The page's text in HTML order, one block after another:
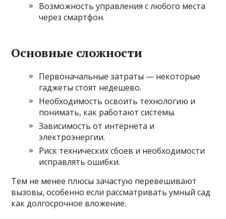
Возможность управления с любого места
через смартфон.
Основные сложности
Первоначальные затраты — некоторые
гаджеты стоят недешево.
Необходимость освоить технологию и
понимать, как работают системы.
Зависимость от интернета и
электроэнергии.
Риск технических сбоев и необходимости
исправлять ошибки.
Тем не менее плюсы зачастую перевешивают
вызовы, особенно если рассматривать умный сад
как долгосрочное вложение.